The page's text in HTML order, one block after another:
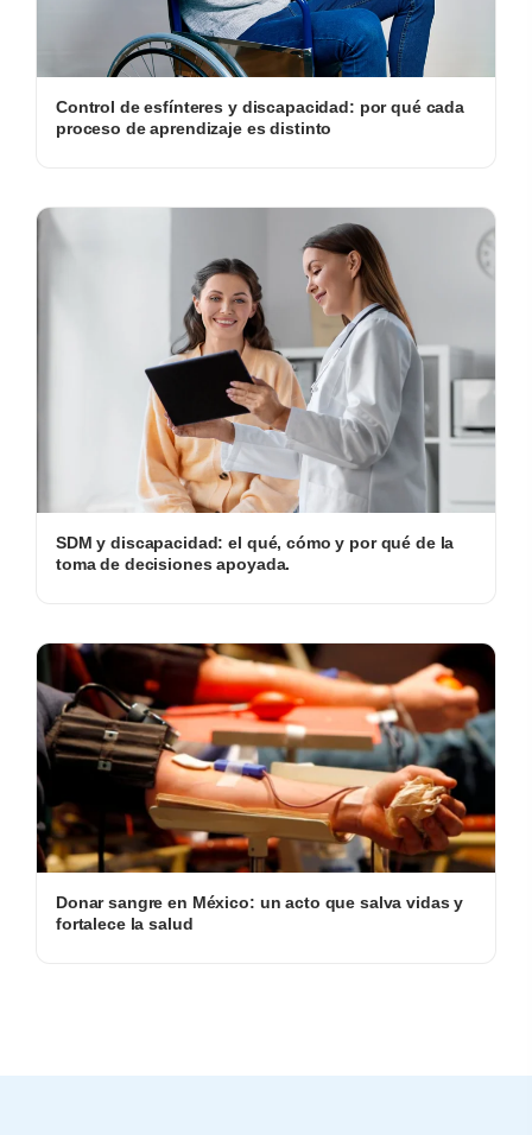
Control de esfínteres y discapacidad: por qué cada
proceso de aprendizaje es distinto
SDM y discapacidad: el qué, cómo y por qué de la
toma de decisiones apoyada.
Donar sangre en México: un acto que salva vidas y
fortalece la salud